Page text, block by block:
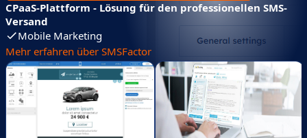
CPaaS-Plattform - Lösung für den professionellen SMS-
Versand
Mobile Marketing
Mehr erfahren über SMSFactor